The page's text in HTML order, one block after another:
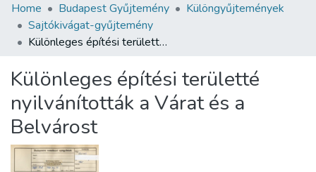
Communities & Collections
All of DSpace
About us
Home Budapest Gyűjtemény
Különgyűjtemények
Sajtókivágat-gyűjtemény
Különleges építési területté nyilvánították a Várat és a Belvárost
Különleges építési területté
nyilvánították a Várat és a
Belvárost